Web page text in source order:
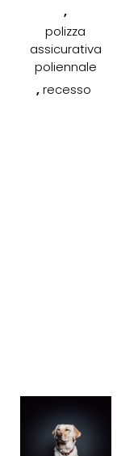
,
polizza
assicurativa
poliennale
,recesso